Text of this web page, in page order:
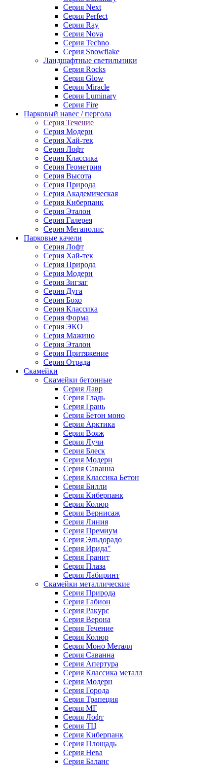
Серия Next
Серия Perfect
Серия Ray
Серия Nova
Серия Techno
Серия Snowflake
Ландшафтные светильники
Серия Rocks
Серия Glow
Серия Miracle
Серия Luminary
Серия Fire
Парковый навес / пергола
Серия Течение
Серия Модерн
Серия Хай-тек
Серия Лофт
Серия Классика
Серия Геометрия
Серия Высота
Серия Природа
Серия Академическая
Серия Киберпанк
Серия Эталон
Серия Галерея
Серия Мегаполис
Парковые качели
Серия Лофт
Серия Хай-тек
Серия Природа
Серия Модерн
Серия Зигзаг
Серия Дуга
Серия Бохо
Серия Классика
Серия Форма
Серия ЭКО
Серия Мажино
Серия Эталон
Серия Притяжение
Серия Отрада
Скамейки
Скамейки бетонные
Серия Лавр
Серия Гладь
Серия Грань
Серия Бетон моно
Серия Арктика
Серия Вояж
Серия Лучи
Серия Блеск
Серия Модерн
Серия Саванна
Серия Классика Бетон
Серия Билли
Серия Киберпанк
Серия Колюр
Серия Вернисаж
Серия Линия
Серия Премиум
Серия Эльдорадо
Серия Ирида"
Серия Гранит
Серия Плаза
Серия Лабиринт
Скамейки металлические
Серия Природа
Серия Габион
Серия Ракурс
Серия Верона
Серия Течение
Серия Колюр
Серия Моно Металл
Серия Саванна
Серия Апертура
Серия Классика металл
Серия Модерн
Серия Города
Серия Трапеция
Серия МГ
Серия Лофт
Серия ТЦ
Серия Киберпанк
Серия Площадь
Серия Нева
Серия Баланс